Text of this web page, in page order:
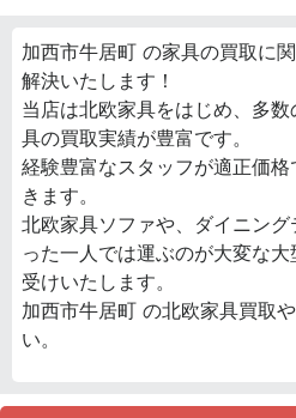
加西市牛居町 の家具の買取に
解決いたします！
当店は北欧家具をはじめ、多
具の買取実績が豊富です。
経験豊富なスタッフが適正価
きます。
北欧家具ソファや、ダイニン
った一人では運ぶのが大変な
受けいたします。
加西市牛居町 の北欧家具買取
い。